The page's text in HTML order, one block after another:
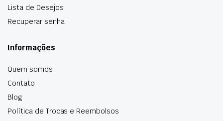
Lista de Desejos
Recuperar senha
Informações
Quem somos
Contato
Blog
Política de Trocas e Reembolsos